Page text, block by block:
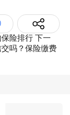
带病投保的孩
保险排行 下一
吗？保险缴费